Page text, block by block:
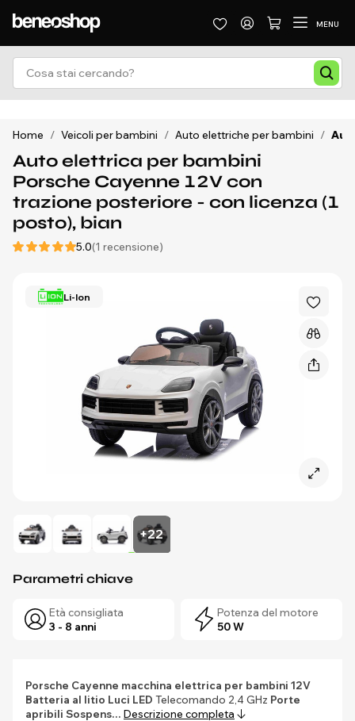
MENU
Home / Veicoli per bambini / Auto elettriche per bambini /
Auto elettrica per bambini
Porsche Cayenne 12V con
trazione posteriore - con licenza (1
posto), bian
5.0(1 recensione)
Li-Ion
+22
Parametri chiave
Età consigliata
3 - 8 anni
Potenza del motore
50 W
Porsche Cayenne macchina elettrica per bambini 12V
Batteria al litio Luci LED Telecomando 2,4 GHz Porte
apribili Sospens… Descrizione completa